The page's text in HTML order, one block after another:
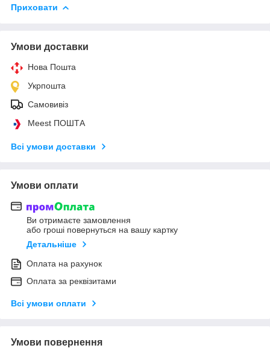
Приховати
Умови доставки
Нова Пошта
Укрпошта
Самовивіз
Meest ПОШТА
Всі умови доставки
Умови оплати
Ви отримаєте замовлення
або гроші повернуться на вашу картку
Детальніше
Оплата на рахунок
Оплата за реквізитами
Всі умови оплати
Умови повернення